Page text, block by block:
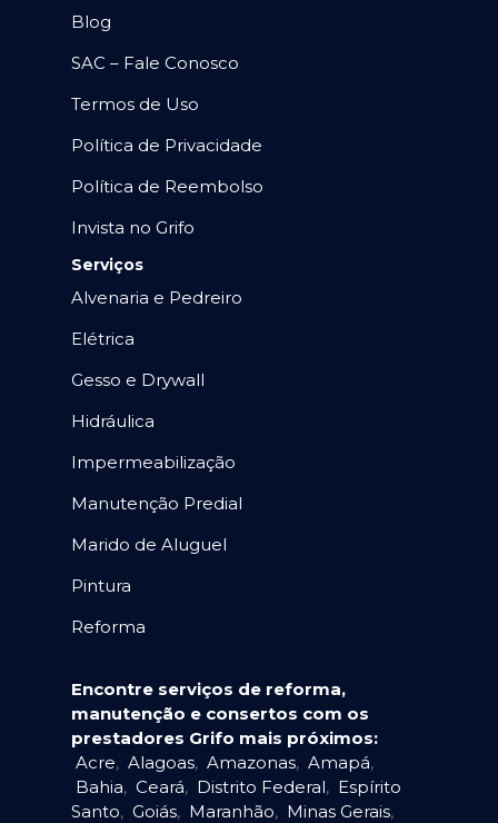
Blog
SAC – Fale Conosco
Termos de Uso
Política de Privacidade
Política de Reembolso
Invista no Grifo
Serviços
Alvenaria e Pedreiro
Elétrica
Gesso e Drywall
Hidráulica
Impermeabilização
Manutenção Predial
Marido de Aluguel
Pintura
Reforma
Encontre serviços de reforma,
manutenção e consertos com os
prestadores Grifo mais próximos:
Acre, Alagoas, Amazonas, Amapá,
Bahia, Ceará, Distrito Federal, Espírito
Santo, Goiás, Maranhão, Minas Gerais,